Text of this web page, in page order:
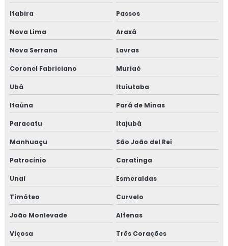
Itabira Passos
Nova Lima Araxá
Nova Serrana Lavras
Coronel Fabriciano Muriaé
Ubá Ituiutaba
Itaúna Pará de Minas
Paracatu Itajubá
Manhuaçu São João del Rei
Patrocínio Caratinga
Unaí Esmeraldas
Timóteo Curvelo
João Monlevade Alfenas
Viçosa Três Corações